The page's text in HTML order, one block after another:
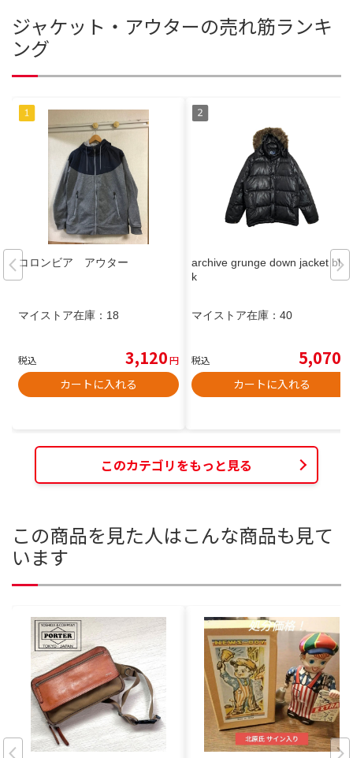
ジャケット・アウターの売れ筋ランキ
ング
コロンビア アウター
マイストア在庫： 18
税込 3,120円
カートに入れる
archive grunge down jacket blac
k
マイストア在庫： 40
税込 5,070
カートに入れる
このカテゴリをもっと見る
この商品を見た人はこんな商品も見て
います